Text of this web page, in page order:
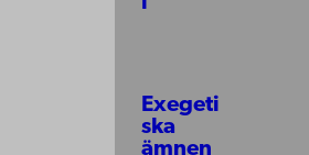
Exegeti
ska
ämnen